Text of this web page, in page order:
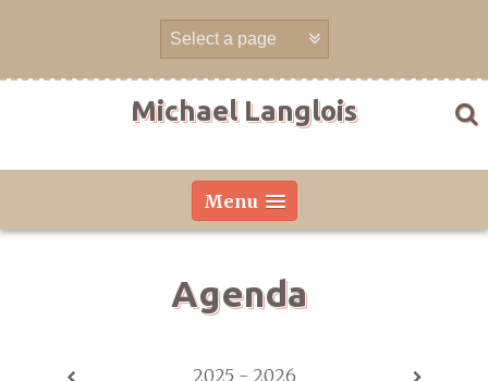
Michael Langlois
Menu
Agenda
2025 - 2026